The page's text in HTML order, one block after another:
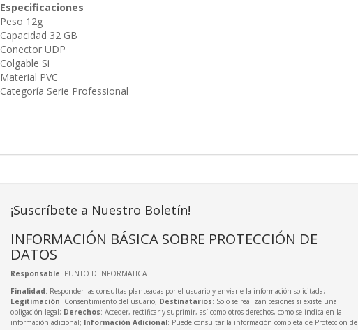
Especificaciones
Peso 12g
Capacidad 32 GB
Conector UDP
Colgable Si
Material PVC
Categoría Serie Professional
¡Suscríbete a Nuestro Boletín!
INFORMACIÓN BÁSICA SOBRE PROTECCIÓN DE
DATOS
Responsable: PUNTO D INFORMATICA
Finalidad: Responder las consultas planteadas por el usuario y enviarle la información solicitada;
Legitimación: Consentimiento del usuario; Destinatarios: Solo se realizan cesiones si existe una
obligación legal; Derechos: Acceder, rectificar y suprimir, así como otros derechos, como se indica en la
información adicional; Información Adicional: Puede consultar la información completa de Protección de